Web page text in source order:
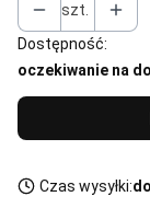
szt.
Dostępność:
oczekiwanie na
Czas wysyłki: